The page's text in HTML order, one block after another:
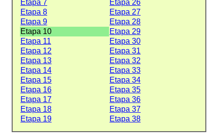
Etapa 7
Etapa 26
Etapa 8
Etapa 27
Etapa 9
Etapa 28
Etapa 10
Etapa 29
Etapa 11
Etapa 30
Etapa 12
Etapa 31
Etapa 13
Etapa 32
Etapa 14
Etapa 33
Etapa 15
Etapa 34
Etapa 16
Etapa 35
Etapa 17
Etapa 36
Etapa 18
Etapa 37
Etapa 19
Etapa 38